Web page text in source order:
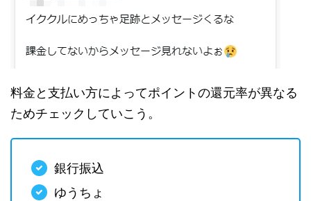
料金と支払い方によってポイントの還元率が異なる
ためチェックしていこう。
銀行振込
ゆうちょ